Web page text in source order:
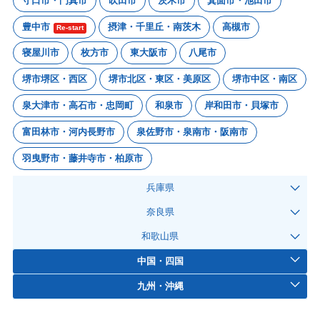
豊中市 Re-start 摂津・千里丘・南茨木 高槻市
寝屋川市 枚方市 東大阪市 八尾市
堺市堺区・西区 堺市北区・東区・美原区 堺市中区・南区
泉大津市・高石市・忠岡町 和泉市 岸和田市・貝塚市
富田林市・河内長野市 泉佐野市・泉南市・阪南市
羽曳野市・藤井寺市・柏原市
兵庫県
奈良県
和歌山県
中国・四国
九州・沖縄